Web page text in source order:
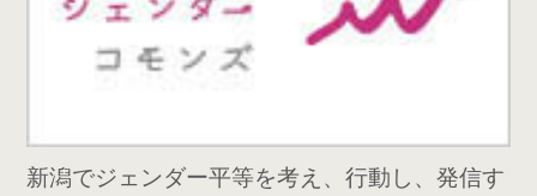
新潟でジェンダー平等を考え、行動し、発信す